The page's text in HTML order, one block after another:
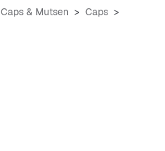
Caps & Mutsen
Caps